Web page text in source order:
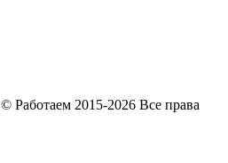
2015-2026 Все права